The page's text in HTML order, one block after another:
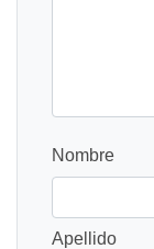
Nombre
Apellido